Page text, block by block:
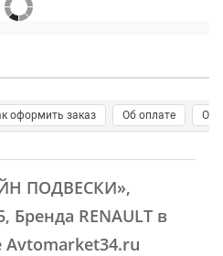
оформить заказ Об оплате О
ПОДВЕСКИ»,
Бренда RENAULT в
Avtomarket34.ru